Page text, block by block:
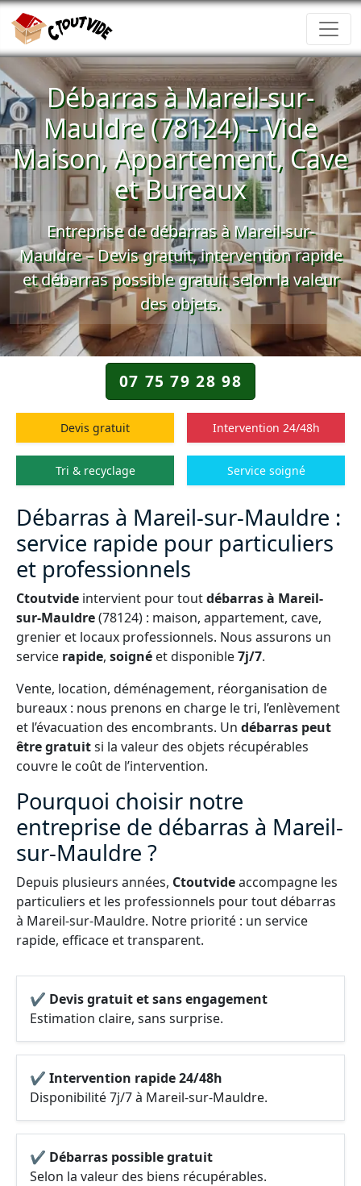
Débarras à Mareil-sur-
Mauldre (78124) – Vide
Maison, Appartement, Cave
et Bureaux
Entreprise de débarras à Mareil-sur-
Mauldre –Devis gratuit, intervention rapide
etdébarras possible gratuitselon la valeur
des objets.
07 75 79 28 98
Devis gratuit Intervention 24/48h
Tri & recyclage Service soigné
Débarras à Mareil-sur-Mauldre :
service rapide pour particuliers
et professionnels
Ctoutvide intervient pour toutdébarras à Mareil-
sur-Mauldre(78124) : maison, appartement, cave,
grenier et locaux professionnels. Nous assurons un
service rapide, soigné et disponible7j/7.
Vente, location, déménagement, réorganisation de
bureaux : nous prenons en charge le tri, l’enlèvement
et l’évacuation des encombrants. Un débarras peut
être gratuitsi la valeur des objets récupérables
couvre le coût de l’intervention.
Pourquoi choisir notre
entreprise de débarras à Mareil-
sur-Mauldre ?
Depuis plusieurs années, Ctoutvideaccompagne les
particuliers et les professionnels pour tout débarras
à Mareil-sur-Mauldre. Notre priorité : un service
rapide, efficace et transparent.
✔ Devis gratuit et sans engagement
Estimation claire, sans surprise.
✔ Intervention rapide 24/48h
Disponibilité 7j/7 à Mareil-sur-Mauldre.
✔ Débarras possible gratuit
Selon la valeur des biens récupérables.